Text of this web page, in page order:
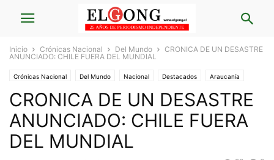
Inicio Crónicas Nacional Del Mundo
CRONICA DE UN DESASTRE
ANUNCIADO: CHILE FUERA DEL MUNDIAL
Crónicas Nacional Del Mundo Nacional Destacados Araucanía
Destacados Araucanía Los Lagos Destacados Los Lagos Deportes
CRONICA DE UN DESASTRE
ANUNCIADO: CHILE FUERA
DEL MUNDIAL